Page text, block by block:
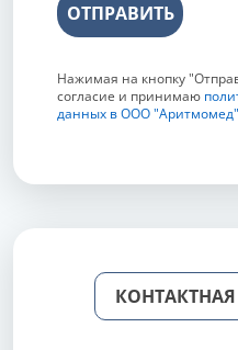
ОТПРАВИТЬ
Нажимая на кнопку
согласие и принимаю
данных в ООО "Аритмомед"